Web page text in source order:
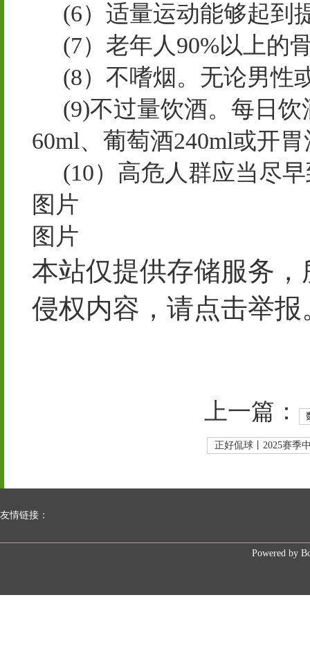
(6）适量运动能够起到
(7）老年人90%以上的
(8）不嗜烟。无论男性
(9)不过量饮酒。每日饮
60ml、葡萄酒240ml或开
(10）高危人群应当尽早
图片
图片
本站仅提供存储服务
侵权内容，请点击举报
上一篇：
正好侃球丨2025赛季
友情链接：
Powered by